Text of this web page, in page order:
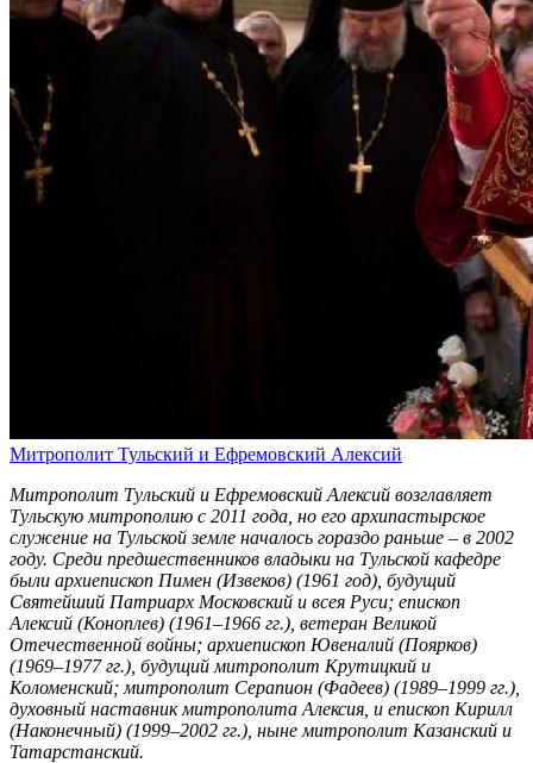
Митрополит Тульский и Ефремовский Алексий
Митрополит Тульский и Ефремовский Алексий возглавляет
Тульскую митрополию с 2011 года, но его архипастырское
служение на Тульской земле началось гораздо раньше – в 2002
году. Среди предшественников владыки на Тульской кафедре
были архиепископ Пимен (Извеков) (1961 год), будущий
Святейший Патриарх Московский и всея Руси; епископ
Алексий (Коноплев) (1961–1966 гг.), ветеран Великой
Отечественной войны; архиепископ Ювеналий (Поярков)
(1969–1977 гг.), будущий митрополит Крутицкий и
Коломенский; митрополит Серапион (Фадеев) (1989–1999 гг.),
духовный наставник митрополита Алексия, и епископ Кирилл
(Наконечный) (1999–2002 гг.), ныне митрополит Казанский и
Татарстанский.